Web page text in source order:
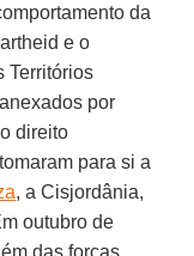
da
e o
Territórios
por
direito
para si a
, a Cisjordânia,
outubro de
das forças